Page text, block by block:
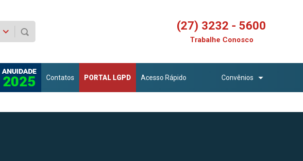
keyboard_arrow_down (27) 3232 - 5600
Trabalhe Conosco
Contatos PORTAL LGPD Acesso Rápido Convênios